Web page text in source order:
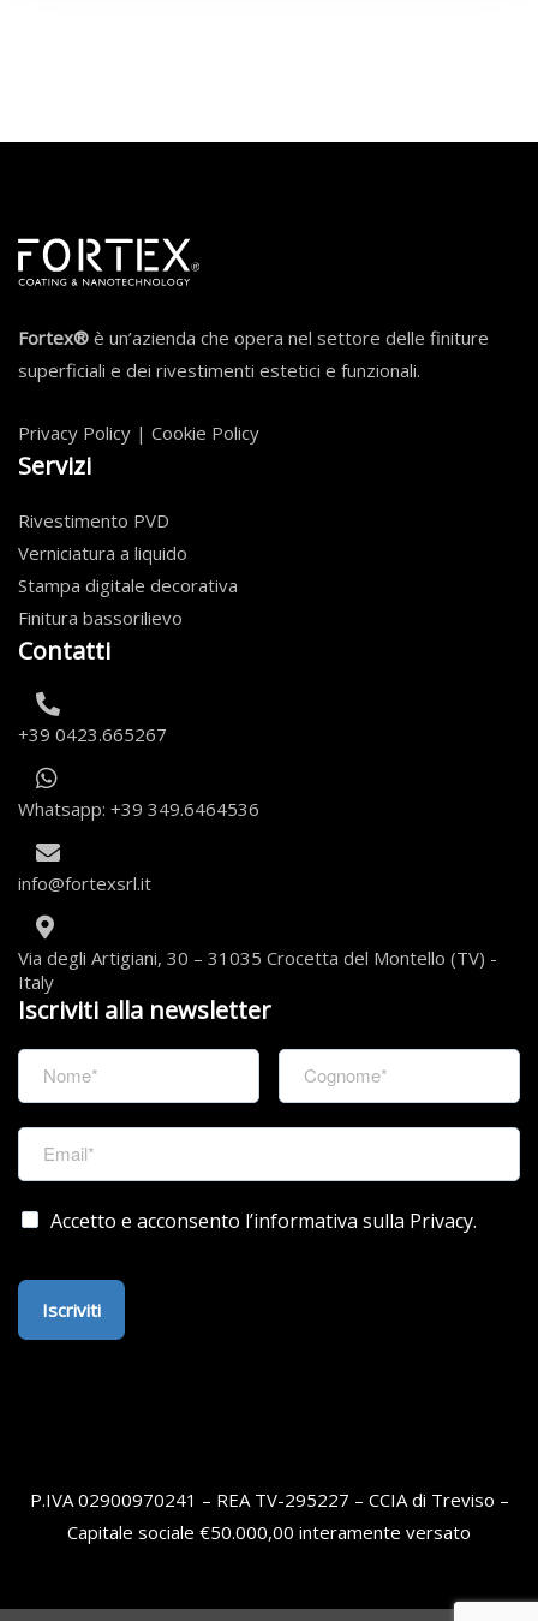
Fortex® è un’azienda che opera nel settore delle finiture
superficiali e dei rivestimenti estetici e funzionali.
Privacy Policy | Cookie Policy
Servizi
Rivestimento PVD
Verniciatura a liquido
Stampa digitale decorativa
Finitura bassorilievo
Contatti
+39 0423.665267
Whatsapp: +39 349.6464536
info@fortexsrl.it
Via degli Artigiani, 30 – 31035 Crocetta del Montello (TV) -
Italy
Iscriviti alla newsletter
Accetto e acconsento l’informativa sulla Privacy.
Iscriviti
P.IVA 02900970241 – REA TV-295227 – CCIA di Treviso –
Capitale sociale €50.000,00 interamente versato